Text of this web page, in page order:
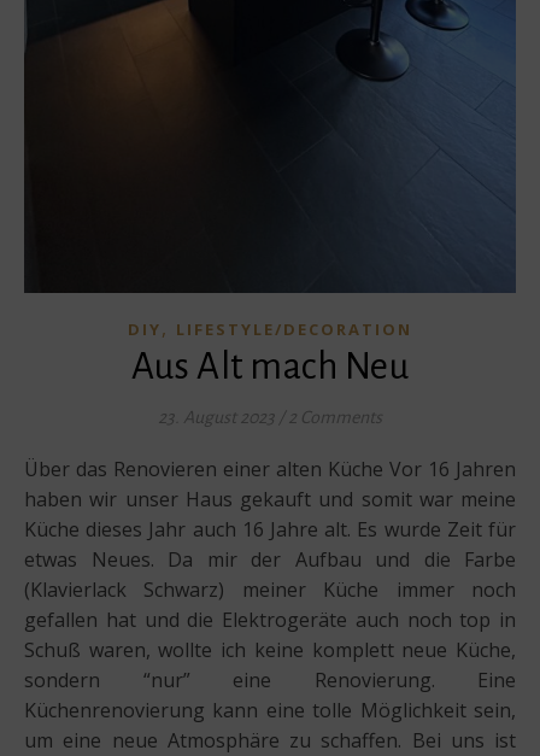
DIY, LIFESTYLE/DECORATION
Aus Alt mach Neu
23. August 2023 / 2 Comments
Über das Renovieren einer alten Küche Vor 16 Jahren
haben wir unser Haus gekauft und somit war meine
Küche dieses Jahr auch 16 Jahre alt. Es wurde Zeit für
etwas Neues. Da mir der Aufbau und die Farbe
(Klavierlack Schwarz) meiner Küche immer noch
gefallen hat und die Elektrogeräte auch noch top in
Schuß waren, wollte ich keine komplett neue Küche,
sondern “nur” eine Renovierung. Eine
Küchenrenovierung kann eine tolle Möglichkeit sein,
um eine neue Atmosphäre zu schaffen. Bei uns ist